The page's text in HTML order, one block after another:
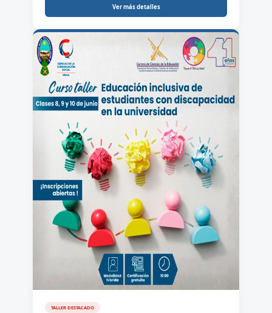
Ver más detalles
TALLER DESTACADO